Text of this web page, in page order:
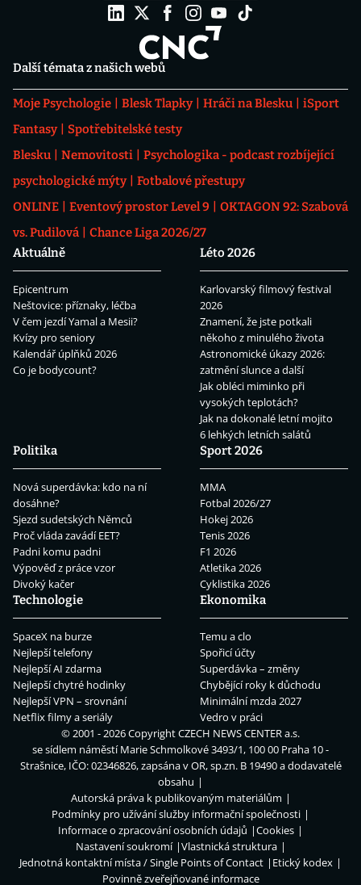
Další témata z našich webů
Moje Psychologie Blesk Tlapky Hráči na Blesku
iSport
Fantasy
Spotřebitelské testy
Blesku
Nemovitosti
Psychologika - podcast rozbíjející
psychologické mýty
Fotbalové přestupy
ONLINE
Eventový prostor Level 9
OKTAGON 92: Szabová
vs. Pudilová
Chance Liga 2026/27
Aktuálně
Epicentrum
Neštovice: příznaky, léčba
V čem jezdí Yamal a Mesii?
Kvízy pro seniory
Kalendář úplňků 2026
Co je bodycount?
Léto 2026
Karlovarský filmový festival
2026
Znamení, že jste potkali
někoho z minulého života
Astronomické úkazy 2026:
zatmění slunce a další
Jak obléci miminko při
vysokých teplotách?
Jak na dokonalé letní mojito
6 lehkých letních salátů
Politika
Nová superdávka: kdo na ní
dosáhne?
Sjezd sudetských Němců
Proč vláda zavádí EET?
Padni komu padni
Výpověď z práce vzor
Divoký kačer
Sport 2026
MMA
Fotbal 2026/27
Hokej 2026
Tenis 2026
F1 2026
Atletika 2026
Cyklistika 2026
Technologie
SpaceX na burze
Nejlepší telefony
Nejlepší AI zdarma
Nejlepší chytré hodinky
Nejlepší VPN – srovnání
Netflix filmy a seriály
Ekonomika
Temu a clo
Spořicí účty
Superdávka – změny
Chybějící roky k důchodu
Minimální mzda 2027
Vedro v práci
© 2001 - 2026 CopyrightCZECH NEWS CENTER a.s.
se sídlem náměstí Marie Schmolkové 3493/1, 100 00 Praha 10 -
Strašnice, IČO: 02346826, zapsána v OR, sp.zn. B 19490 a dodavatelé
obsahu
Autorská práva k publikovaným materiálům
Podmínky pro užívání služby informační společnosti
Informace o zpracování osobních údajů
Cookies
Nastavení soukromí
Vlastnická struktura
Jednotná kontaktní místa / Single Points of Contact
Etický kodex
Povinně zveřejňované informace